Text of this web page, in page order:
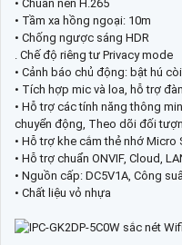
• Chuẩn nén H.265
• Tầm xa hồng ngoại: 10m
• Chống ngược sáng HDR
. Chế độ riêng tư Privacy mode
• Cảnh báo chủ động: bật hú
• Tích hợp mic và loa, hỗ trợ
• Hỗ trợ các tính năng thông
chuyển động, Theo dõi đối
• Hỗ trợ khe cắm thẻ nhớ Micro
• Hỗ trợ chuẩn ONVIF, Cloud,
• Nguồn cấp: DC5V1A, Công
• Chất liệu vỏ nhựa